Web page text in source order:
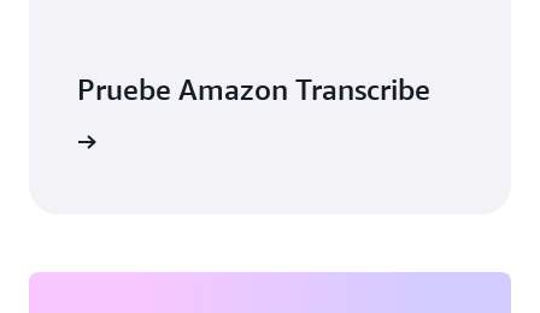
Pruebe Amazon Transcribe